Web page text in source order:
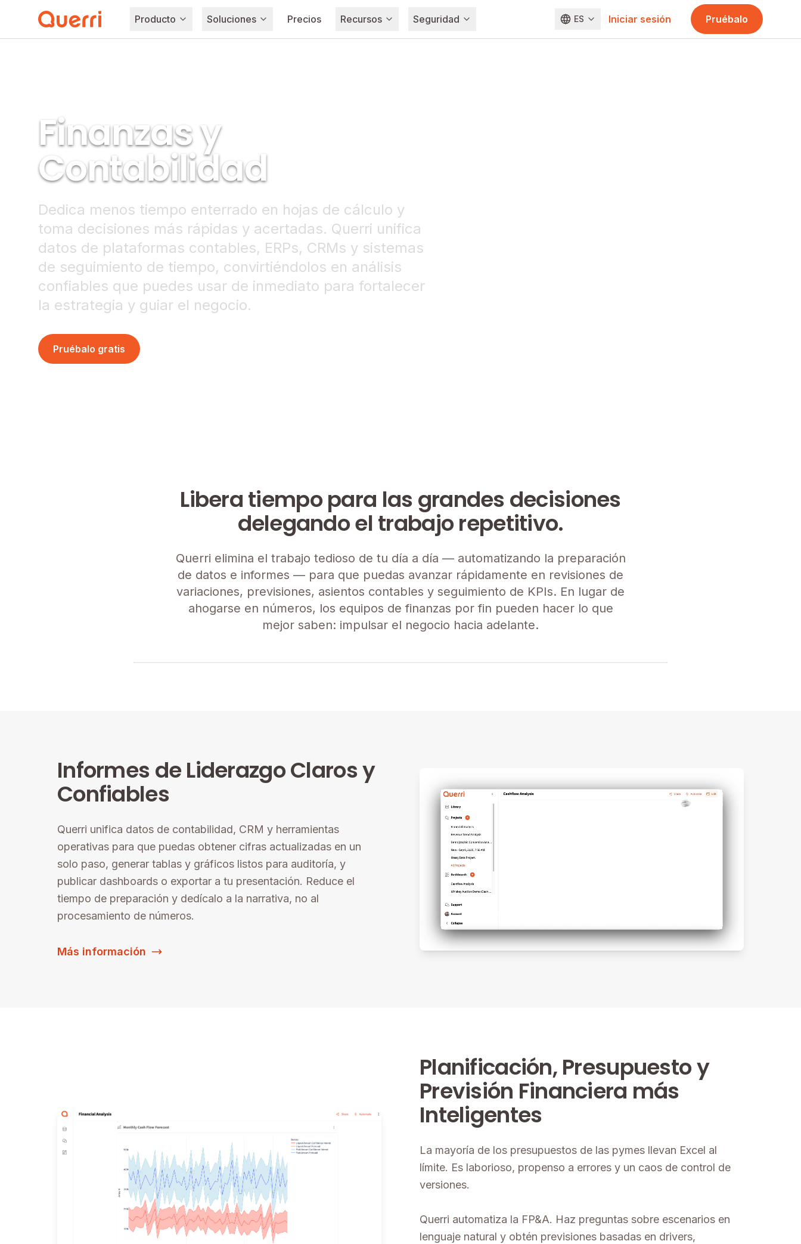
Producto Soluciones Precios Recursos Seguridad ES Iniciar sesión Pruébalo
Finanzas y
Contabilidad
Dedica menos tiempo enterrado en hojas de cálculo y
toma decisiones más rápidas y acertadas. Querri unifica
datos de plataformas contables, ERPs, CRMs y sistemas
de seguimiento de tiempo, convirtiéndolos en análisis
confiables que puedes usar de inmediato para fortalecer
la estrategia y guiar el negocio.
Pruébalo gratis
Libera tiempo para las grandes decisiones
delegando el trabajo repetitivo.
Querri elimina el trabajo tedioso de tu día a día — automatizando la preparación
de datos e informes — para que puedas avanzar rápidamente en revisiones de
variaciones, previsiones, asientos contables y seguimiento de KPIs. En lugar de
ahogarse en números, los equipos de finanzas por fin pueden hacer lo que
mejor saben: impulsar el negocio hacia adelante.
Informes de Liderazgo Claros y
Confiables
Querri unifica datos de contabilidad, CRM y herramientas
operativas para que puedas obtener cifras actualizadas en un
solo paso, generar tablas y gráficos listos para auditoría, y
publicar dashboards o exportar a tu presentación. Reduce el
tiempo de preparación y dedícalo a la narrativa, no al
procesamiento de números.
Más información
Planificación, Presupuesto y
Previsión Financiera más
Inteligentes
La mayoría de los presupuestos de las pymes llevan Excel al
límite. Es laborioso, propenso a errores y un caos de control de
versiones.
Querri automatiza la FP&A. Haz preguntas sobre escenarios en
lenguaje natural y obtén previsiones basadas en drivers,